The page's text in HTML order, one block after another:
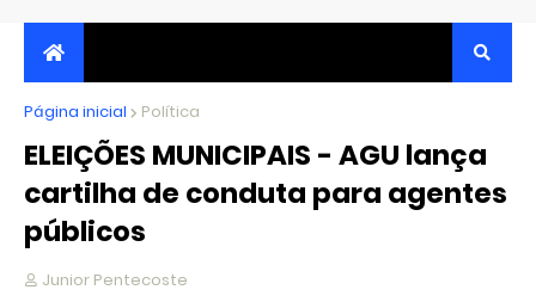
JORNALISMO INDEPENDENTE, TRANSPARENTE E
CRÍTICO
Página inicial Política
ELEIÇÕES MUNICIPAIS - AGU lança
cartilha de conduta para agentes
públicos
Junior Pentecoste